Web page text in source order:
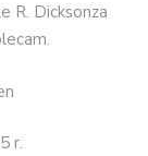
R. Dicksonza
r.